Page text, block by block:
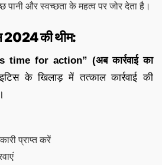
पानी और स्वच्छता के महत्व पर जोर देता है।
2024 की थीम:
time for action” (अब कार्रवाई का
के खिलाड़ में तत्काल कार्रवाई की
प्राप्त करें